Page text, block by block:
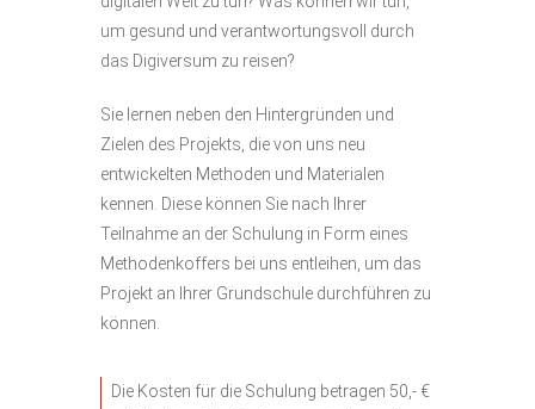
um gesund und verantwortungsvoll durch
das Digiversum zu reisen?
Sie lernen neben den Hintergründen und
Zielen des Projekts, die von uns neu
entwickelten Methoden und Materialen
kennen. Diese können Sie nach Ihrer
Teilnahme an der Schulung in Form eines
Methodenkoffers bei uns entleihen, um das
Projekt an Ihrer Grundschule durchführen zu
können.
Die Kosten für die Schulung betragen 50,- €